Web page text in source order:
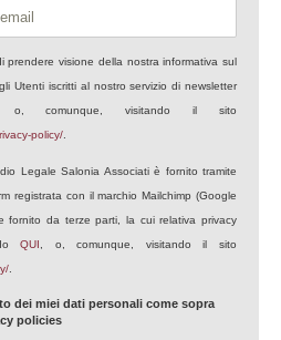
prendere visione della nostra informativa sul
Utenti iscritti al nostro servizio di newsletter
o, comunque, visitando il sito
policy/
Legale Salonia Associati è fornito tramite
registrata con il marchio Mailchimp (Google
fornito da terze parti, la cui relativa privacy
QUI
, o, comunque, visitando il sito
dei miei dati personali come sopra
policies